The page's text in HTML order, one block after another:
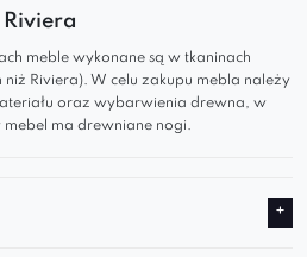
– krzesło wyróżnia się
liniami, które
przestrzeni.
postawę użytkownika.
Riviera
meble wykonane są w tkaninach
Riviera). W celu zakupu mebla należy
oraz wybarwienia drewna, w
ma drewniane nogi.